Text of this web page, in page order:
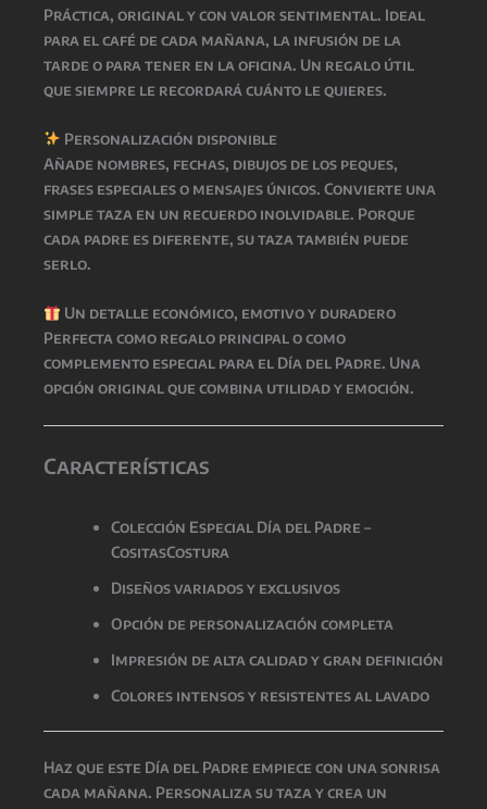
Práctica, original y con valor sentimental. Ideal
para el café de cada mañana, la infusión de la
tarde o para tener en la oficina. Un regalo útil
que siempre le recordará cuánto le quieres.
Personalización disponible
Añade nombres, fechas, dibujos de los peques,
frases especiales o mensajes únicos. Convierte una
simple taza en un recuerdo inolvidable. Porque
cada padre es diferente, su taza también puede
serlo.
Un detalle económico, emotivo y duradero
Perfecta como regalo principal o como
complemento especial para el Día del Padre. Una
opción original que combina utilidad y emoción.
Características
Colección Especial Día del Padre –
CositasCostura
Diseños variados y exclusivos
Opción de personalización completa
Impresión de alta calidad y gran definición
Colores intensos y resistentes al lavado
Haz que este Día del Padre empiece con una sonrisa
cada mañana. Personaliza su taza y crea un